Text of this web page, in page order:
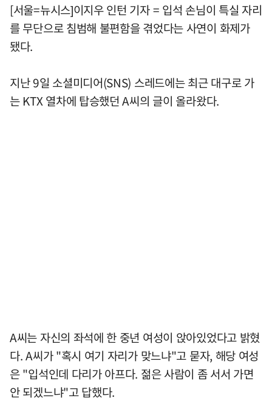
[서울=뉴시스]이지우 인턴 기자 = 입석 손님이 특실 자리
를 무단으로 침범해 불편함을 겪었다는 사연이 화제가
됐다.
지난 9일 소셜미디어(SNS) 스레드에는 최근 대구로 가
는 KTX 열차에 탑승했던 A씨의 글이 올라왔다.
A씨는 자신의 좌석에 한 중년 여성이 앉아있었다고 밝혔
다. A씨가 "혹시 여기 자리가 맞느냐"고 묻자, 해당 여성
은 "입석인데 다리가 아프다. 젊은 사람이 좀 서서 가면
안 되겠느냐"고 답했다.